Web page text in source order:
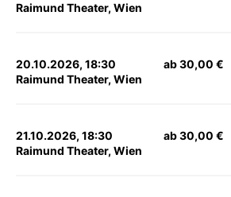
Raimund Theater, Wien
20.10.2026, 18:30
Raimund Theater, Wien
ab 30,00 €
21.10.2026, 18:30
Raimund Theater, Wien
ab 30,00 €